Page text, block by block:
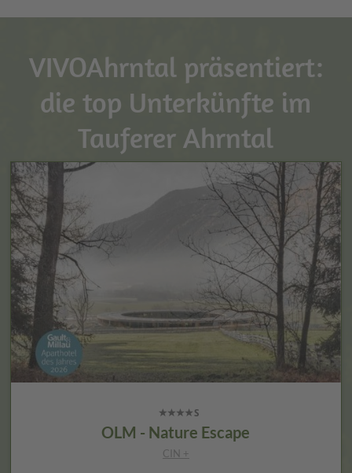
VIVOAhrntal präsentiert:
die top Unterkünfte im
Tauferer Ahrntal
OLM - Nature Escape
CIN +